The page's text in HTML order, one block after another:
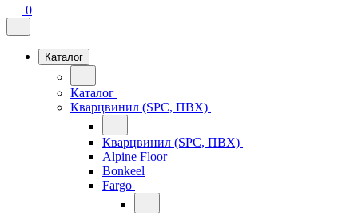
0
Каталог
Каталог
Кварцвинил (SPC, ПВХ)
Кварцвинил (SPC, ПВХ)
Alpine Floor
Bonkeel
Fargo